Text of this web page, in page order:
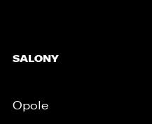
SALONY
Opole